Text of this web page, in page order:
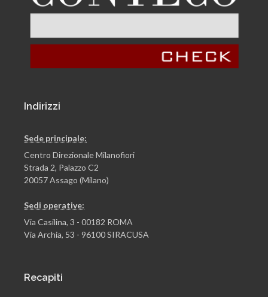
Indirizzi
Sede principale:
Centro Direzionale Milanofiori
Strada 2, Palazzo C2
20057 Assago (Milano)
Sedi operative:
Via Casilina, 3 - 00182 ROMA
Via Archia, 53 - 96100 SIRACUSA
Recapiti